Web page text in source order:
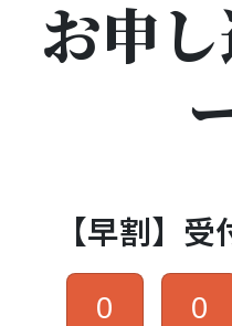
お申
【早割】
0 0